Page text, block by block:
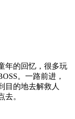
年的回忆，很多玩
。一路前进，
目的地去解救人
去。